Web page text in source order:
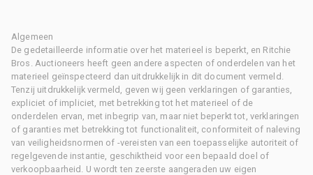
Algemeen
De gedetailleerde informatie over het materieel is beperkt, en Ritchie
Bros. Auctioneers heeft geen andere aspecten of onderdelen van het
materieel geïnspecteerd dan uitdrukkelijk in dit document vermeld.
Tenzij uitdrukkelijk vermeld, geven wij geen verklaringen of garanties,
expliciet of impliciet, met betrekking tot het materieel of de
onderdelen ervan, met inbegrip van, maar niet beperkt tot, verklaringen
of garanties met betrekking tot functionaliteit, conformiteit of naleving
van veiligheidsnormen of -vereisten van een toepasselijke autoriteit of
regelgevende instantie, geschiktheid voor een bepaald doel of
verkoopbaarheid. U wordt ten zeerste aangeraden uw eigen